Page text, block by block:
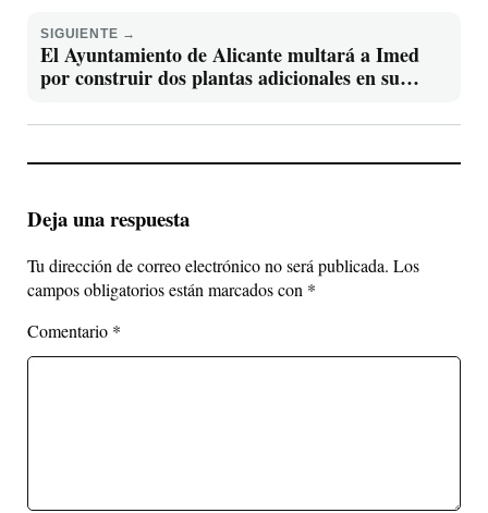
SIGUIENTE →
El Ayuntamiento de Alicante multará a Imed
por construir dos plantas adicionales en su
Deja una respuesta
Tu dirección de correo electrónico no será publicada. Los
campos obligatorios están marcados con *
Comentario *